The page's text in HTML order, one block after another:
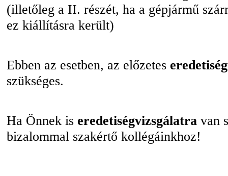
(illetőleg a II. részét, ha a gépjármű
ez kiállításra került)
Ebben az esetben, az előzetes
szükséges.
Ha Önnek is eredetiségvizsgálatra van
bizalommal szakértő kollégáinkhoz!